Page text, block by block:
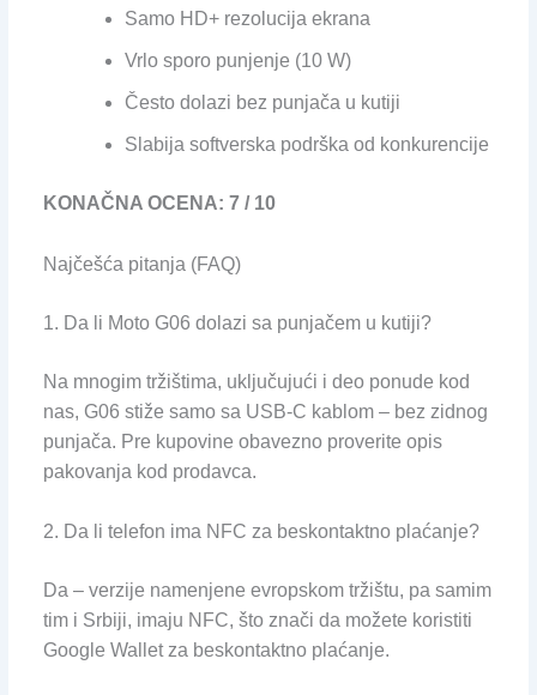
Samo HD+ rezolucija ekrana
Vrlo sporo punjenje (10 W)
Često dolazi bez punjača u kutiji
Slabija softverska podrška od konkurencije
KONAČNA OCENA: 7 / 10
Najčešća pitanja (FAQ)
1. Da li Moto G06 dolazi sa punjačem u kutiji?
Na mnogim tržištima, uključujući i deo ponude kod
nas, G06 stiže samo sa USB-C kablom – bez zidnog
punjača. Pre kupovine obavezno proverite opis
pakovanja kod prodavca.
2. Da li telefon ima NFC za beskontaktno plaćanje?
Da – verzije namenjene evropskom tržištu, pa samim
tim i Srbiji, imaju NFC, što znači da možete koristiti
Google Wallet za beskontaktno plaćanje.